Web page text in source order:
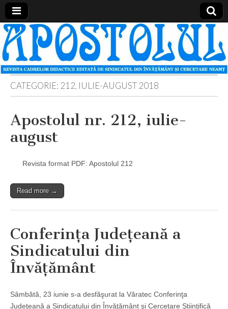
Apostolul
Revista
cadrelor
didactice
din
judetul
Neamt
CATEGORIE: 212, IULIE-AUGUST 2018
Apostolul nr. 212, iulie-
august
Revista format PDF: Apostolul 212
Read more →
Conferinţa Judeţeană a
Sindicatului din
Învăţământ
Sâmbătă, 23 iunie s-a desfăşurat la Văratec Conferinţa
Judeţeană a Sindicatului din Învăţământ şi Cercetare Ştiinţifică